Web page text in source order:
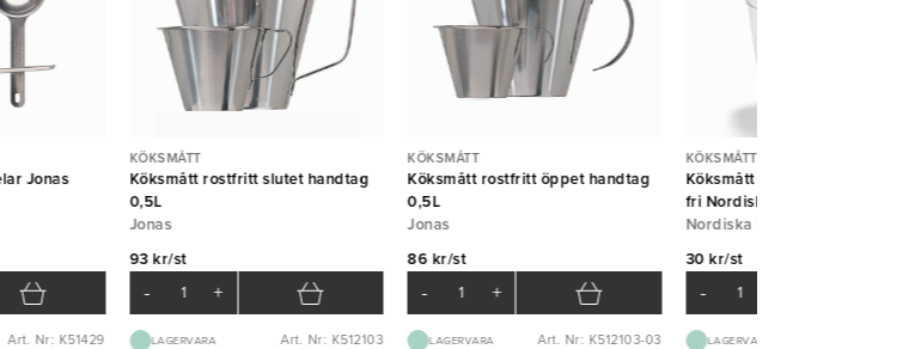
Jonas
Art. Nr: K51429
KÖKSMÅTT
Köksmått rostfritt slutet handtag
0,5L
Jonas
93 kr/st
- +
LAGERVARA Art. Nr: K512103
KÖKSMÅTT
Köksmått rostfritt öppet handtag
0,5L
Jonas
86 kr/st
- +
LAGERVARA Art. Nr: K512103-03
KÖKSMÅTT
Köksmått plast graderat 1L BPA
fri Nordiska Plast
Nordiska Plast
30 kr/st
-
LAGERVARA